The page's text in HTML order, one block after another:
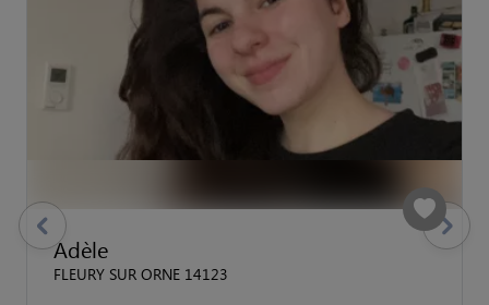
Adèle
FLEURY SUR ORNE 14123
previous Suivant